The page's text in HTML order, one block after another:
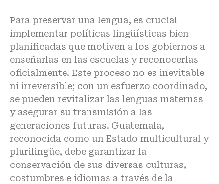
Para preservar una lengua, es crucial
implementar políticas lingüísticas bien
planificadas que motiven a los gobiernos a
enseñarlas en las escuelas y reconocerlas
oficialmente. Este proceso no es inevitable
ni irreversible; con un esfuerzo coordinado,
se pueden revitalizar las lenguas maternas
y asegurar su transmisión a las
generaciones futuras. Guatemala,
reconocida como un Estado multicultural y
plurilingüe, debe garantizar la
conservación de sus diversas culturas,
costumbres e idiomas a través de la